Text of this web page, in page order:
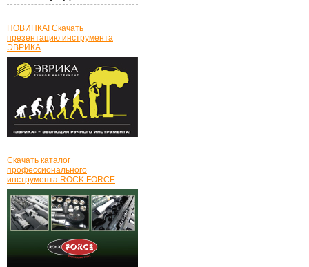
НОВИНКА! Скачать
презентацию инструмента
ЭВРИКА
Скачать каталог
профессионального
инструмента ROCK FORCE